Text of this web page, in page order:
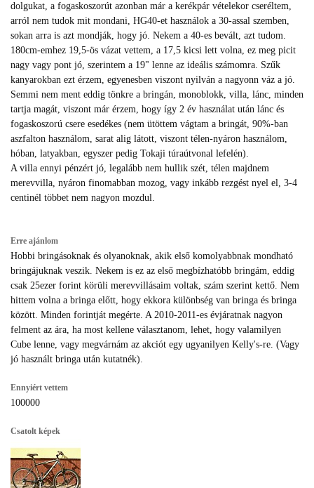
dolgukat, a fogaskoszorút azonban már a kerékpár vételekor cseréltem,
arról nem tudok mit mondani, HG40-et használok a 30-assal szemben,
sokan arra is azt mondják, hogy jó. Nekem a 40-es bevált, azt tudom.
180cm-emhez 19,5-ös vázat vettem, a 17,5 kicsi lett volna, ez meg picit
nagy vagy pont jó, szerintem a 19" lenne az ideális számomra. Szűk
kanyarokban ezt érzem, egyenesben viszont nyilván a nagyonn váz a jó.
Semmi nem ment eddig tönkre a bringán, monoblokk, villa, lánc, minden
tartja magát, viszont már érzem, hogy így 2 év használat után lánc és
fogaskoszorú csere esedékes (nem ütöttem vágtam a bringát, 90%-ban
aszfalton használom, sarat alig látott, viszont télen-nyáron használom,
hóban, latyakban, egyszer pedig Tokaji túraútvonal lefelén).
A villa ennyi pénzért jó, legalább nem hullik szét, télen majdnem
merevvilla, nyáron finomabban mozog, vagy inkább rezgést nyel el, 3-4
centinél többet nem nagyon mozdul.
Erre ajánlom
Hobbi bringásoknak és olyanoknak, akik első komolyabbnak mondható
bringájuknak veszik. Nekem is ez az első megbízhatóbb bringám, eddig
csak 25ezer forint körüli merevvillásaim voltak, szám szerint kettő. Nem
hittem volna a bringa előtt, hogy ekkora különbség van bringa és bringa
között. Minden forintját megérte. A 2010-2011-es évjáratnak nagyon
felment az ára, ha most kellene választanom, lehet, hogy valamilyen
Cube lenne, vagy megvárnám az akciót egy ugyanilyen Kelly's-re. (Vagy
jó használt bringa után kutatnék).
Ennyiért vettem
100000
Csatolt képek